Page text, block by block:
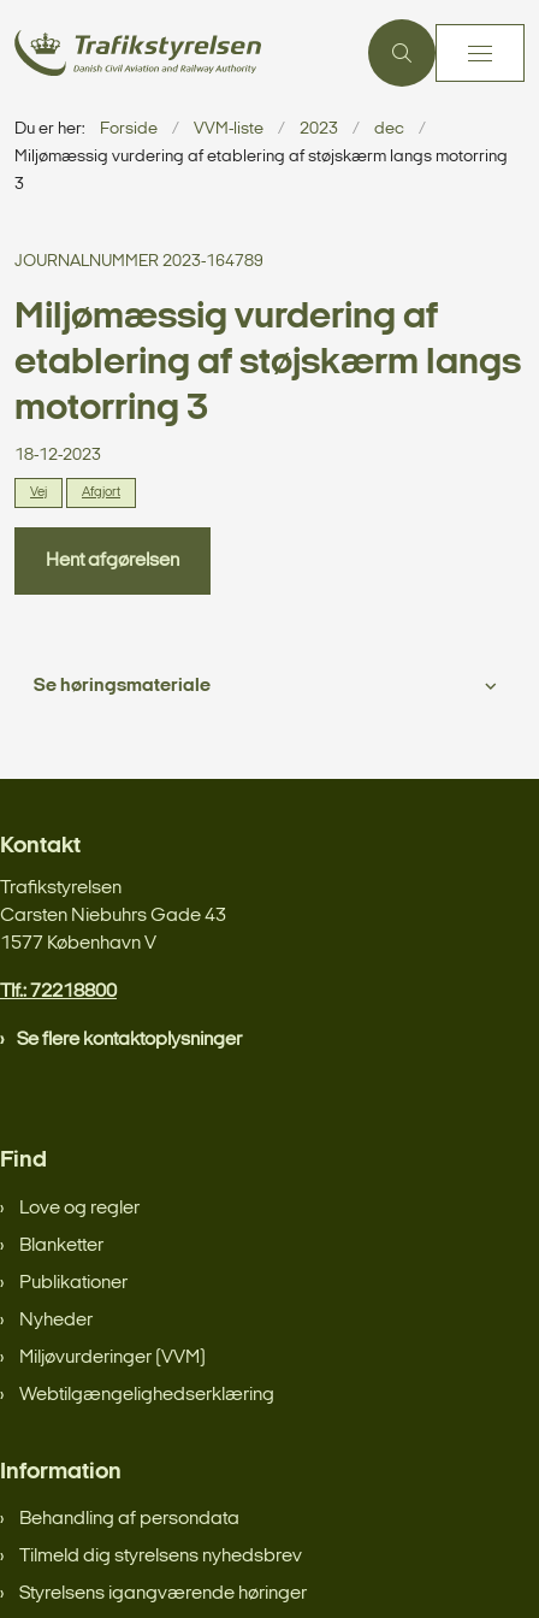
Du er her: Forside VVM-liste 2023
dec
Miljømæssig vurdering af etablering af støjskærm langs motorring
3
JOURNALNUMMER 2023-164789
Miljømæssig vurdering af
etablering af støjskærm langs
motorring 3
18-12-2023
Vej Afgjort
Hent afgørelsen
Se høringsmateriale
Kontakt
Trafikstyrelsen
Carsten Niebuhrs Gade 43
1577 København V
Tlf.: 72218800
Se flere kontaktoplysninger
Find
Love og regler
Blanketter
Publikationer
Nyheder
Miljøvurderinger (VVM)
Webtilgængelighedserklæring
Information
Behandling af persondata
Tilmeld dig styrelsens nyhedsbrev
Styrelsens igangværende høringer